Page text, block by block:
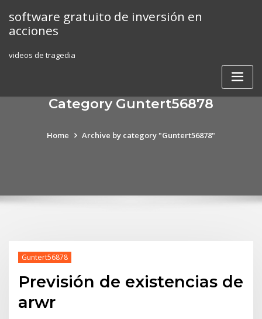
content
software gratuito de inversión en
acciones
videos de tragedia
Category Guntert56878
Home Archive by category "Guntert56878"
Guntert56878
Previsión de existencias de
arwr